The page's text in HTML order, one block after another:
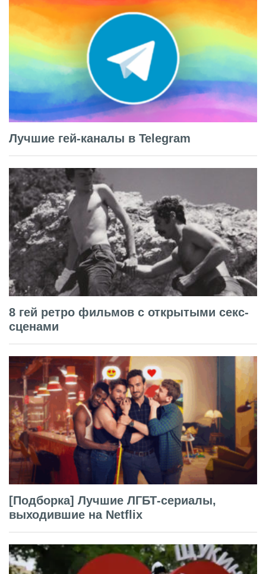
Лучшие гей-каналы в Telegram
8 гей ретро фильмов с открытыми секс-
сценами
[Подборка] Лучшие ЛГБТ-сериалы,
выходившие на Netflix